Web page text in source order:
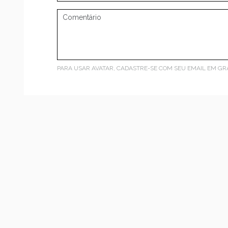
PARA USAR AVATAR, CADASTRE-SE COM SEU EMAIL EM